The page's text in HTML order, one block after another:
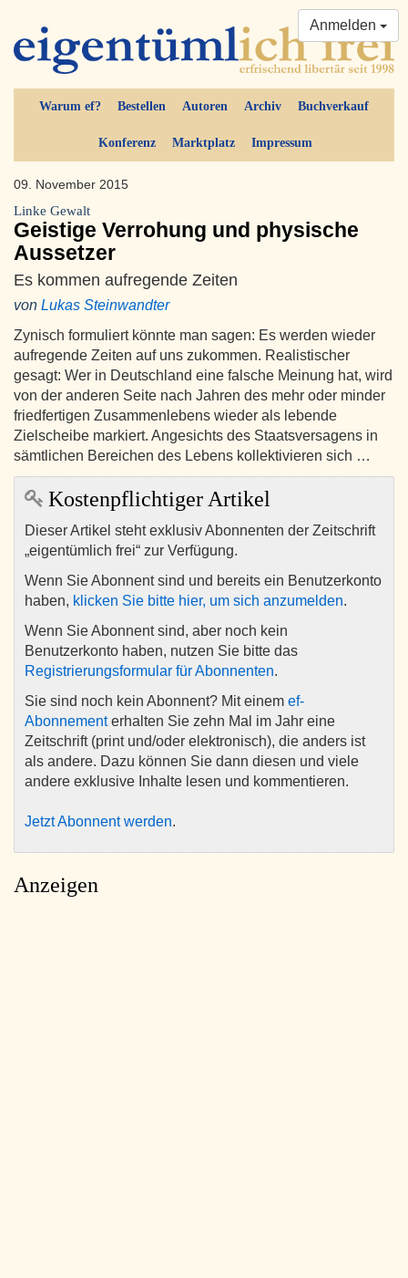
Warum ef? Bestellen Autoren Archiv Buchverkauf
Konferenz Marktplatz Impressum
Anmelden
09. November 2015
Linke Gewalt
Geistige Verrohung und physische
Aussetzer
Es kommen aufregende Zeiten
von Lukas Steinwandter
Zynisch formuliert könnte man sagen: Es werden wieder
aufregende Zeiten auf uns zukommen. Realistischer
gesagt: Wer in Deutschland eine falsche Meinung hat, wird
von der anderen Seite nach Jahren des mehr oder minder
friedfertigen Zusammenlebens wieder als lebende
Zielscheibe markiert. Angesichts des Staatsversagens in
sämtlichen Bereichen des Lebens kollektivieren sich …
Kostenpflichtiger Artikel
Dieser Artikel steht exklusiv Abonnenten der Zeitschrift
„eigentümlich frei“ zur Verfügung.
Wenn Sie Abonnent sind und bereits ein Benutzerkonto
haben, klicken Sie bitte hier, um sich anzumelden.
Wenn Sie Abonnent sind, aber noch kein
Benutzerkonto haben, nutzen Sie bitte das
Registrierungsformular für Abonnenten.
Sie sind noch kein Abonnent? Mit einem ef-
Abonnementerhalten Sie zehn Mal im Jahr eine
Zeitschrift (print und/oder elektronisch), die anders ist
als andere. Dazu können Sie dann diesen und viele
andere exklusive Inhalte lesen und kommentieren.
Jetzt Abonnent werden.
Anzeigen